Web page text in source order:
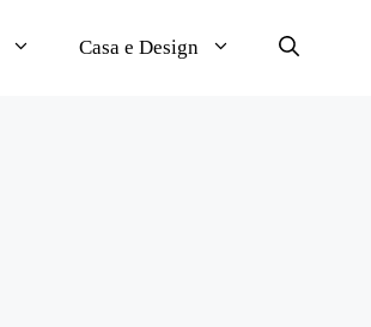
Casa e Design